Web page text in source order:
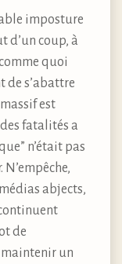
imposture
d’un coup, à
quoi
de s’abattre
est
fatalités a
n’était pas
abjects,
de
maintenir un